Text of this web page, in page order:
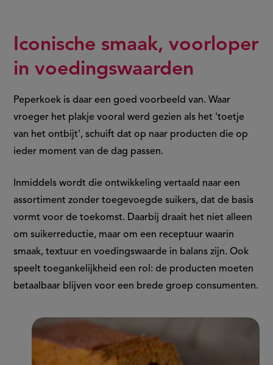
Iconische smaak, voorloper
in voedingswaarden
Peperkoek is daar een goed voorbeeld van. Waar
vroeger het plakje vooral werd gezien als het 'toetje
van het ontbijt', schuift dat op naar producten die op
ieder moment van de dag passen.
Inmiddels wordt die ontwikkeling vertaald naar een
assortiment zonder toegevoegde suikers, dat de basis
vormt voor de toekomst. Daarbij draait het niet alleen
om suikerreductie, maar om een receptuur waarin
smaak, textuur en voedingswaarde in balans zijn. Ook
speelt toegankelijkheid een rol: de producten moeten
betaalbaar blijven voor een brede groep consumenten.